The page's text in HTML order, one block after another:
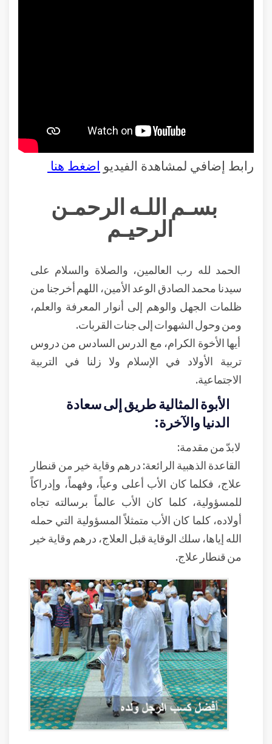
رابط إضافي لمشاهدة الفيديو اضغط هنا
بسـم اللـه الرحمـن
الرحيـم
الحمد لله رب العالمين، والصلاة والسلام على
سيدنا محمد الصادق الوعد الأمين، اللهم أخرجنا من
ظلمات الجهل والوهم إلى أنوار المعرفة والعلم،
ومن وحول الشهوات إلى جنات القربات.
أيها الأخوة الكرام، مع الدرس السادس من دروس
تربية الأولاد في الإسلام ولا زلنا في التربية
الاجتماعية.
الأبوة المثالية طريق إلى سعادة
الدنيا والآخرة:
لابدّ من مقدمة:
القاعدة الذهبية الرائعة: درهم وقاية خير من قنطار
علاج، فكلما كان الأب أعلى وعياً، وفهماً، وإدراكاً
للمسؤولية، كلما كان الأب عالماً برسالته تجاه
أولاده، كلما كان الأب متمثلاً المسؤولية التي حمله
الله إياها، سلك الوقاية قبل العلاج، درهم وقاية خير
من قنطار علاج.